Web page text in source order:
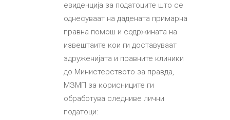
евиденција за податоците што се
однесуваат на дадената примарна
правна помош и содржината на
извештаите кои ги доставуваат
здруженијата и правните клиники
до Министерството за правда,
МЗМП за корисниците ги
обработува следниве лични
податоци: